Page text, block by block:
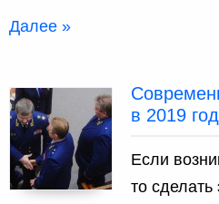
Далее »
в 2019
Если
то